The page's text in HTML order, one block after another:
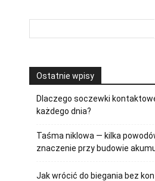
Ostatnie wpisy
Dlaczego soczewki
każdego dnia?
Taśma niklowa — kilka
znaczenie przy budowie
Jak wrócić do biegania bez